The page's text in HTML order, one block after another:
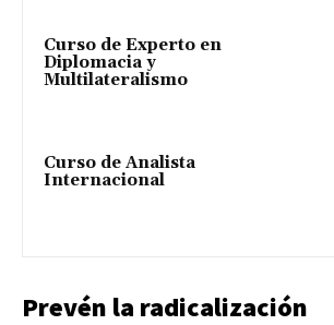
Curso de Experto en
Diplomacia y
Multilateralismo
Curso de Analista
Internacional
Prevén la radicalización